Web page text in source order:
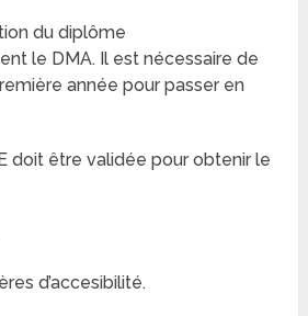
du diplôme
le DMA. Il est nécessaire de
année pour passer en
doit être validée pour obtenir le
d’accesibilité.